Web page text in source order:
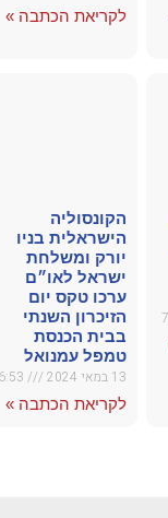
לקריאת הכתבה »
הקונסוליה
הישראלית בניו
יורק ומשלחת
ישראל לאו״ם
ערכו טקס יום
הזיכרון השנתי
בבית הכנסת
טמפל עמנואל
13 במאי 2024
לקריאת הכתבה »